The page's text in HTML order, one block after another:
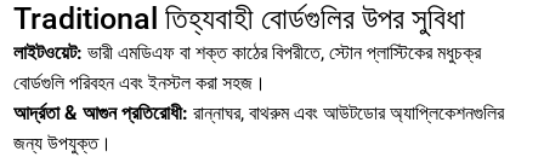
Traditional তিহ্যবাহী বোর্ডগুলির উপর সুবিধা
লাইটওয়েট: ভারী এমডিএফ বা শক্ত কাঠের বিপরীতে, স্টোন প্লাস্টিকের মধুচক্র
বোর্ডগুলি পরিবহন এবং ইনস্টল করা সহজ।
আর্দ্রতা & আগুন প্রতিরোধী: রান্নাঘর, বাথরুম এবং আউটডোর অ্যাপ্লিকেশনগুলির
জন্য উপযুক্ত।